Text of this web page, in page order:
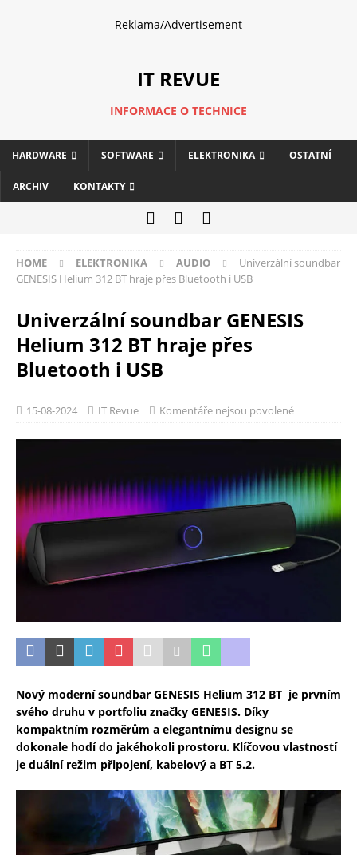
Reklama/Advertisement
IT REVUE
INFORMACE O TECHNICE
HARDWARE SOFTWARE ELEKTRONIKA OSTATNÍ
ARCHIV KONTAKTY
HOME ELEKTRONIKA AUDIO
Univerzální soundbar
GENESIS Helium 312 BT hraje přes Bluetooth i USB
Univerzální soundbar GENESIS
Helium 312 BT hraje přes
Bluetooth i USB
15-08-2024 IT Revue Komentáře nejsou povolené
Nový moderní soundbar GENESIS Helium 312 BT je prvním
svého druhu v portfoliu značky GENESIS. Díky
kompaktním rozměrům a elegantnímu designu se
dokonale hodí do jakéhokoli prostoru. Klíčovou vlastností
je duální režim připojení, kabelový a BT 5.2.